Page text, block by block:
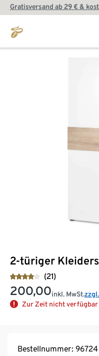
Gratisversand ab 29 € &
2-türiger
(21)
200,00inkl. MwSt.
Zur Zeit nicht verfügbar
Bestellnummer: 96724